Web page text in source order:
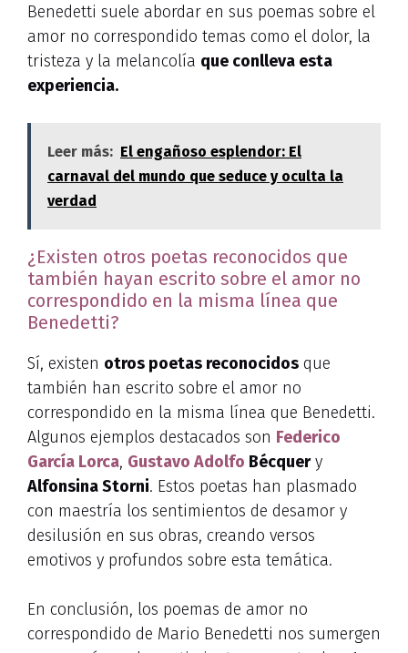
Benedetti suele abordar en sus poemas sobre el
amor no correspondido temas como el dolor, la
tristeza y la melancolía que conlleva esta
experiencia.
Leer más: El engañoso esplendor: El
carnaval del mundo que seduce y oculta la
verdad
¿Existen otros poetas reconocidos que
también hayan escrito sobre el amor no
correspondido en la misma línea que
Benedetti?
Sí, existen otros poetas reconocidos que
también han escrito sobre el amor no
correspondido en la misma línea que Benedetti.
Algunos ejemplos destacados son Federico
García Lorca, Gustavo Adolfo Bécquery
Alfonsina Storni. Estos poetas han plasmado
con maestría los sentimientos de desamor y
desilusión en sus obras, creando versos
emotivos y profundos sobre esta temática.
En conclusión, los poemas de amor no
correspondido de Mario Benedetti nos sumergen